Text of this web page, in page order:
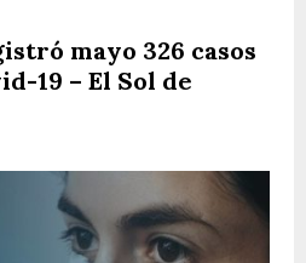
mayo 326 casos
19 – El Sol de